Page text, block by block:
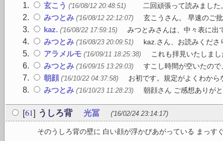
玄こう ('16/08/12 20:48:51) 二回頑張って読みました
みつとみ ('16/08/12 22:12:07) 玄こうさん。 早速のご
kaz. ('16/08/22 17:59:15) みつとみさんは、中々表に出
みつとみ ('16/08/23 20:09:51) kaz.さん、お読みくださ
アラメルモ ('16/09/11 18:25:38) これも拝見いたしま
みつとみ ('16/09/15 13:29:03) すこし時間が空いたの
朝顔 ('16/10/22 04:37:58) お初です。規定がよくわから
みつとみ ('16/10/23 11:28:23) 朝顔さん ご感想ありが
[61] うしろ背 光冨 ('16/02/24 23:14:17)
そのうしろ背の壁に 白い顔が浮かびあがっている まっ